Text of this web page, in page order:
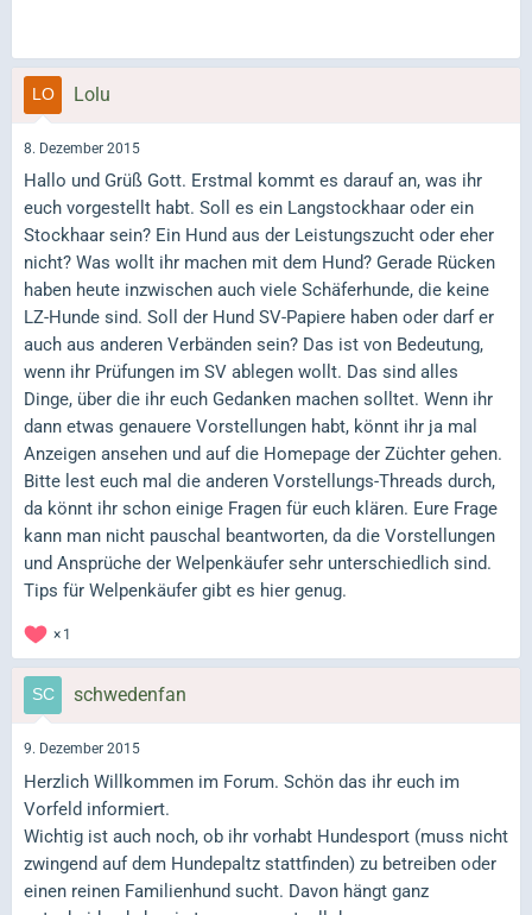
Lolu
8. Dezember 2015
Hallo und Grüß Gott. Erstmal kommt es darauf an, was ihr
euch vorgestellt habt. Soll es ein Langstockhaar oder ein
Stockhaar sein? Ein Hund aus der Leistungszucht oder eher
nicht? Was wollt ihr machen mit dem Hund? Gerade Rücken
haben heute inzwischen auch viele Schäferhunde, die keine
LZ-Hunde sind. Soll der Hund SV-Papiere haben oder darf er
auch aus anderen Verbänden sein? Das ist von Bedeutung,
wenn ihr Prüfungen im SV ablegen wollt. Das sind alles
Dinge, über die ihr euch Gedanken machen solltet. Wenn ihr
dann etwas genauere Vorstellungen habt, könnt ihr ja mal
Anzeigen ansehen und auf die Homepage der Züchter gehen.
Bitte lest euch mal die anderen Vorstellungs-Threads durch,
da könnt ihr schon einige Fragen für euch klären. Eure Frage
kann man nicht pauschal beantworten, da die Vorstellungen
und Ansprüche der Welpenkäufer sehr unterschiedlich sind.
Tips für Welpenkäufer gibt es hier genug.
1
schwedenfan
9. Dezember 2015
Herzlich Willkommen im Forum. Schön das ihr euch im
Vorfeld informiert.
Wichtig ist auch noch, ob ihr vorhabt Hundesport (muss nicht
zwingend auf dem Hundepaltz stattfinden) zu betreiben oder
einen reinen Familienhund sucht. Davon hängt ganz